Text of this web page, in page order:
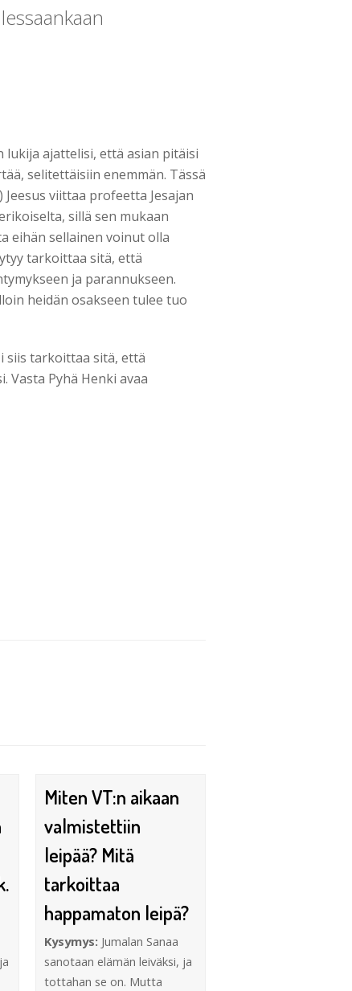
lukija ajattelisi, että asian pitäisi
selitettäisiin enemmän. Tässä
Jeesus viittaa profeetta Jesajan
sillä sen mukaan
eihän sellainen voinut olla
tarkoittaa sitä, että
ja parannukseen.
heidän osakseen tulee tuo
siis tarkoittaa sitä, että
Vasta Pyhä Henki avaa
Miten VT:n aikaan
valmistettiin
leipää? Mitä
tarkoittaa
happamaton leipä?
Kysymys: Jumalan Sanaa
sanotaan elämän leiväksi, ja
tottahan se on. Mutta